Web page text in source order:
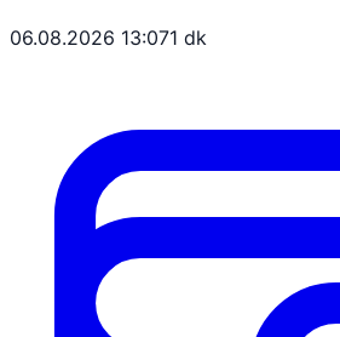
06.08.2026 13:071 dk